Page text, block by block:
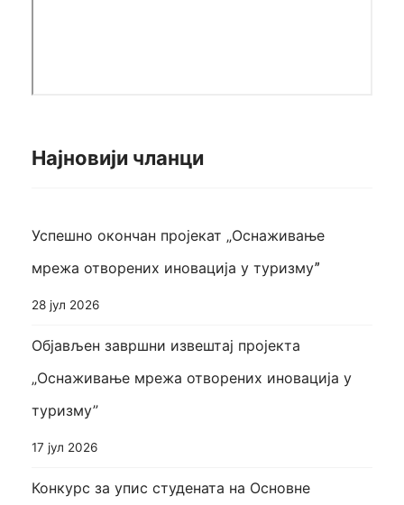
Најновији чланци
Успешно окончан пројекат „Оснаживање
мрежа отворених иновација у туризмуˮ
28 јул 2026
Објављен завршни извештај пројекта
„Оснаживање мрежа отворених иновација у
туризму”
17 јул 2026
Конкурс за упис студената на Основне